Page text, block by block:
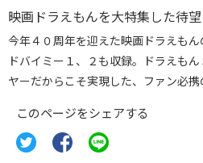
映画ドラえもんを大特集した待望
今年４０周年を迎えた映画ドラえも
ドバイミー１、２も収録。ドラえも
ヤーだからこそ実現した、ファン必携
このページをシェアする